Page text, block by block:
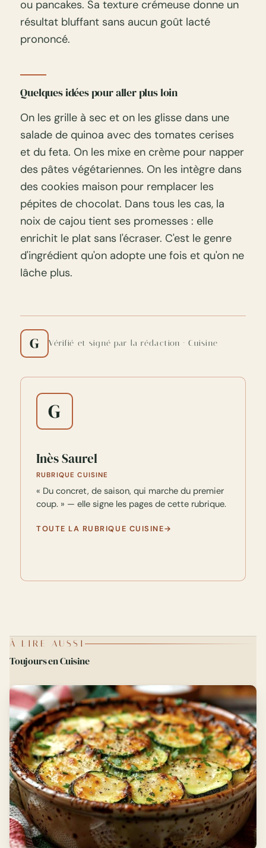
ou pancakes. Sa texture crémeuse donne un
résultat bluffant sans aucun goût lacté
prononcé.
Quelques idées pour aller plus loin
On les grille à sec et on les glisse dans une
salade de quinoa avec des tomates cerises
et du feta. On les mixe en crème pour napper
des pâtes végétariennes. On les intègre dans
des cookies maison pour remplacer les
pépites de chocolat. Dans tous les cas, la
noix de cajou tient ses promesses : elle
enrichit le plat sans l'écraser. C'est le genre
d'ingrédient qu'on adopte une fois et qu'on ne
lâche plus.
G Vérifié et signé par la rédaction · Cuisine
G
Inès Saurel
RUBRIQUE CUISINE
« Du concret, de saison, qui marche du premier
coup. » — elle signe les pages de cette rubrique.
TOUTE LA RUBRIQUE CUISINE
À LIRE AUSSI
Toujours en Cuisine